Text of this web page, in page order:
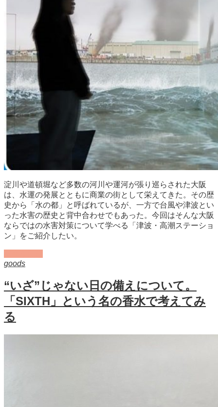
淀川や道頓堀など多数の河川や運河が張り巡らされた大阪
は、水運の発展とともに商業の街として栄えてきた。その歴
史から「水の都」と呼ばれているが、一方で台風や津波とい
った水害の歴史と背中合わせでもあった。今回はそんな大阪
ならではの水害対策について学べる「津波・高潮ステーショ
ン」をご紹介したい。
goods
“いざ”じゃない日の備えについて。
「SIXTH」という名の香水で考えてみ
る